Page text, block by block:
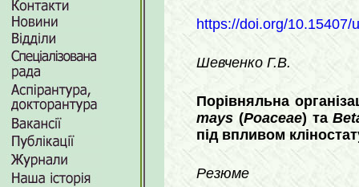
https://doi.org/10.15407/
Шевченко Г.В.
Порівняльна
mays (Poaceae) та
під впливом
Резюме